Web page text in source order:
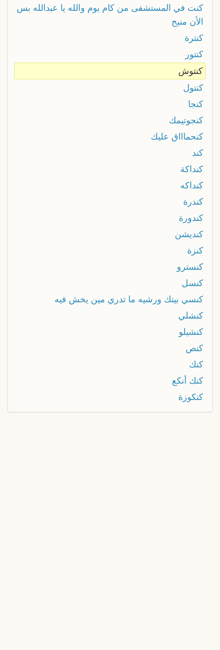
كنت في المستشفى من كام يوم والله يا عبدالله بس
الأن منيح
كنترة
كنتور
كنتوش
كنتول
كنجا
كنجوتيمك
كنحماااق عليك
كند
كنداكة
كنداكه
كندرة
كندورة
كنديشن
كنزة
كنسترو
كنسل
كنسي بيتك ورشيه ما تدري مين يخش فيه
كنشلي
كنشيلو
كنص
كنك
كنك أنكع
كنكوزة